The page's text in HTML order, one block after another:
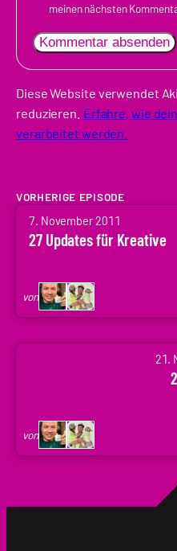
meinen nächsten
Diese Website verwendet
reduzieren. Erfahre, wie
verarbeitet werden.
VORHERIGE EPISODE
7. November 2011
27 Updates für Kreative
von
von
Arne
Codenaga,
Holger
21.
von
Codenaga,
Holger